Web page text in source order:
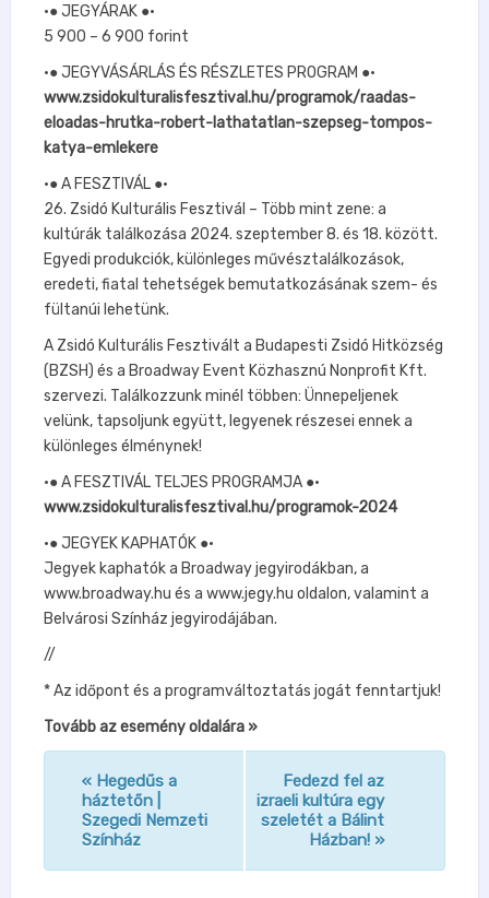
•● JEGYÁRAK ●•
5 900 – 6 900 forint
•● JEGYVÁSÁRLÁS ÉS RÉSZLETES PROGRAM ●•
www.zsidokulturalisfesztival.hu/programok/raadas-
eloadas-hrutka-robert-lathatatlan-szepseg-tompos-
katya-emlekere
•● A FESZTIVÁL ●•
26. Zsidó Kulturális Fesztivál – Több mint zene: a
kultúrák találkozása 2024. szeptember 8. és 18. között.
Egyedi produkciók, különleges művésztalálkozások,
eredeti, fiatal tehetségek bemutatkozásának szem- és
fültanúi lehetünk.
A Zsidó Kulturális Fesztivált a Budapesti Zsidó Hitközség
(BZSH) és a Broadway Event Közhasznú Nonprofit Kft.
szervezi. Találkozzunk minél többen: Ünnepeljenek
velünk, tapsoljunk együtt, legyenek részesei ennek a
különleges élménynek!
•● A FESZTIVÁL TELJES PROGRAMJA ●•
www.zsidokulturalisfesztival.hu/programok-2024
•● JEGYEK KAPHATÓK ●•
Jegyek kaphatók a Broadway jegyirodákban, a
www.broadway.hu és a www.jegy.hu oldalon, valamint a
Belvárosi Színház jegyirodájában.
//
* Az időpont és a programváltoztatás jogát fenntartjuk!
Tovább az esemény oldalára »
« Hegedűs a
háztetőn |
Szegedi Nemzeti
Színház
Fedezd fel az
izraeli kultúra egy
szeletét a Bálint
Házban! »